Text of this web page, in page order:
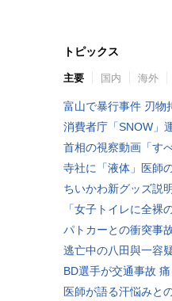
トピックス
主要 国内 海外
富山で暴行事件 刃物
消費者庁「SNOW」
首相の視察動画「す
寺社に「液体」医師
ちいかわ新グッズ説
「女子トイレに全裸
パトカーとの衝突事
逃亡中の八田與一容
BD選手が交通事故
医師が語る汗悩みと